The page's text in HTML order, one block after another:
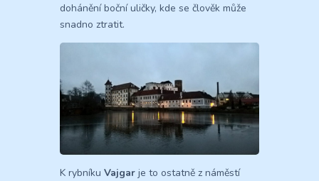
dohánění boční uličky, kde se člověk může
snadno ztratit.
K rybníku Vajgar je to ostatně z náměstí